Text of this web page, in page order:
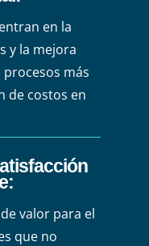
en la
y la mejora
más
de costos en
:
valor para el
que no